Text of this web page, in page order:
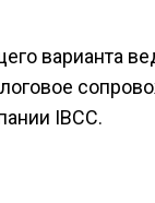
варианта
IBCC.